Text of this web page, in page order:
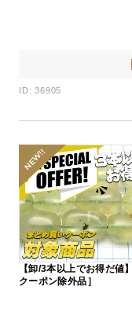
ID: 36905
【卸/3本以上でお得だ
クーポン除外品］